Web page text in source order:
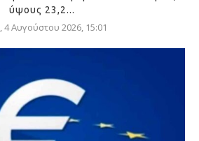
ύψους 23,2...
4 Αυγούστου 2026, 15:01